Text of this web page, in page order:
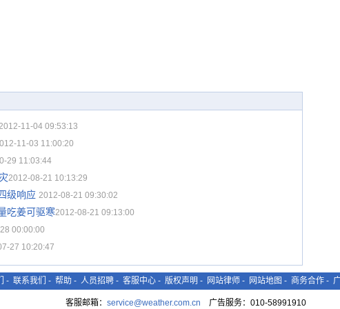
11-04 09:53:13
11-03 11:00:20
29 11:03:44
2012-08-21 10:13:29
级响应 2012-08-21 09:30:02
吃姜可驱寒2012-08-21 09:13:00
00:00:00
27 10:20:47
- 联系我们 - 帮助 - 人员招聘 - 客服中心 - 版权声明 - 网站律师 - 网站地图 - 商务合作 -
客服邮箱： service@weather.com.cn 广告服务：010-58991910